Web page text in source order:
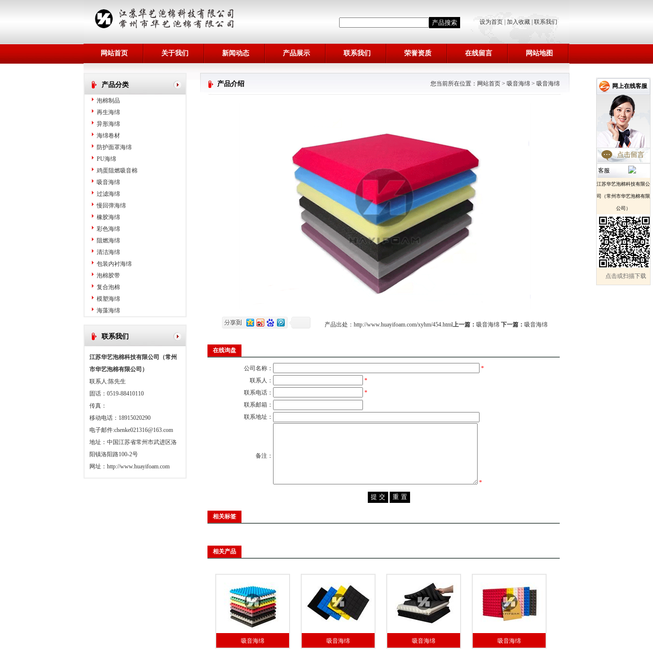
设为首页 加入收藏 联系我们
网站首页 关于我们 新闻动态 产品展示 联系我们 荣誉资质 在线留言 网站地图
产品分类
泡棉制品
再生海绵
异形海绵
海绵卷材
防护面罩海绵
PU海绵
鸡蛋阻燃吸音棉
吸音海绵
过滤海绵
慢回弹海绵
橡胶海绵
彩色海绵
阻燃海绵
清洁海绵
包装内衬海绵
泡棉胶带
复合泡棉
模塑海绵
海藻海绵
联系我们
江苏华艺泡棉科技有限公司（常州
市华艺泡棉有限公司）
联系人:陈先生
固话：0519-88410110
传真：
移动电话：18915020290
电子邮件:chenke021316@163.com
地址：中国江苏省常州市武进区洛
阳镇洛阳路100-2号
网址： http://www.huayifoam.com
产品介绍 您当前所在位置： 网站首页 > 吸音海绵 > 吸音海绵
产品出处： http://www.huayifoam.com/xyhm/454.html上一篇： 吸音海绵 下一篇： 吸音海绵
在线询盘
公司名称：
*
联系人：
*
联系电话：
*
联系邮箱：
联系地址：
备注：
*
相关标签
相关产品
吸音海绵 吸音海绵 吸音海绵 吸音海绵
网上在线客服
点击留言
客服
江苏华艺泡棉科技有限公
司（常州市华艺泡棉有限
公司）
点击或扫描下载